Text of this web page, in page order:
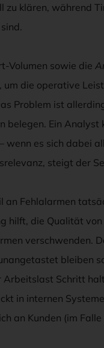
zu klären, während
Volumen sowie die
die operative
Problem ist
belegen. Ein
es sich dabei
steigt der
Fehlalarmen
hilft, die Qualität
verschwenden.
bleiben
Arbeitslast Schritt
in internen
an Kunden (im